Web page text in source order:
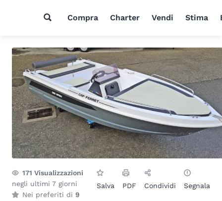
Compra Charter Vendi Stima
171 Visualizzazioni
negli ultimi 7 giorni
Nei preferiti di 9
Salva PDF Condividi Segnala